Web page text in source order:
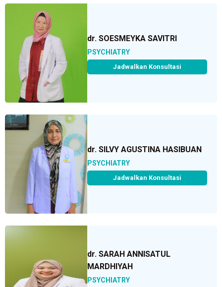
dr. SOESMEYKA SAVITRI
PSYCHIATRY
Jadwalkan Konsultasi
dr. SILVY AGUSTINA HASIBUAN
PSYCHIATRY
Jadwalkan Konsultasi
dr. SARAH ANNISATUL
MARDHIYAH
PSYCHIATRY